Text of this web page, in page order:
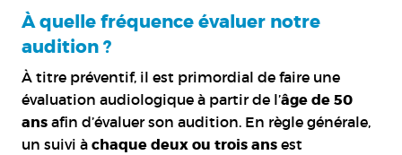
À quelle fréquence évaluer notre
audition ?
À titre préventif, il est primordial de faire une
évaluation audiologique à partir de l’âge de 50
ansafin d’évaluer son audition. En règle générale,
un suivi à chaque deux ou trois ansest